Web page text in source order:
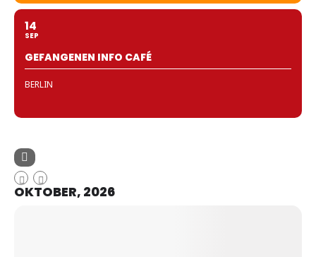
14
SEP
GEFANGENEN INFO CAFÉ
BERLIN
OKTOBER, 2026